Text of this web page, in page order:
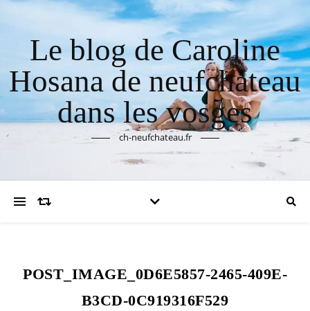
Le blog de Caroline
Hosana de neufchateau
dans les vosges
ch-neufchateau.fr
POST_IMAGE_0D6E5857-2465-409E-
B3CD-0C919316F529